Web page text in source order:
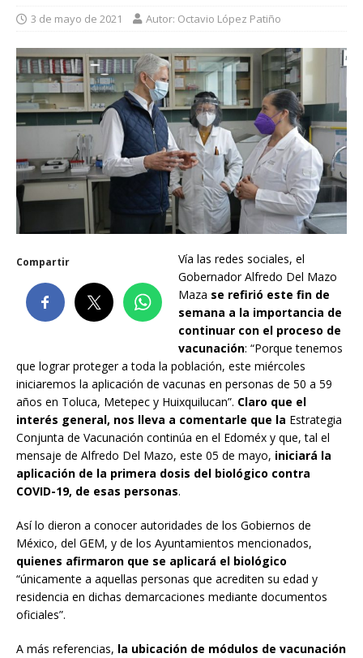
3 de mayo de 2021 Autor: Octavio López Patiño
Compartir
Vía las redes sociales, el
Gobernador Alfredo Del Mazo
Maza se refirió este fin de
semana a la importancia de
continuar con el proceso de
vacunación: “Porque tenemos
que lograr proteger a toda la población, este miércoles
iniciaremos la aplicación de vacunas en personas de 50 a 59
años en Toluca, Metepec y Huixquilucan”. Claro que el
interés general, nos lleva a comentarle que la Estrategia
Conjunta de Vacunación continúa en el Edoméx y que, tal el
mensaje de Alfredo Del Mazo, este 05 de mayo, iniciará la
aplicación de la primera dosis del biológico contra
COVID-19, de esas personas.
Así lo dieron a conocer autoridades de los Gobiernos de
México, del GEM, y de los Ayuntamientos mencionados,
quienes afirmaron que se aplicará el biológico
“únicamente a aquellas personas que acrediten su edad y
residencia en dichas demarcaciones mediante documentos
oficiales”.
A más referencias, la ubicación de módulos de vacunación